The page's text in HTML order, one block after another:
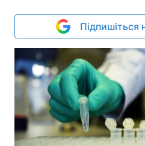
Підпишіться